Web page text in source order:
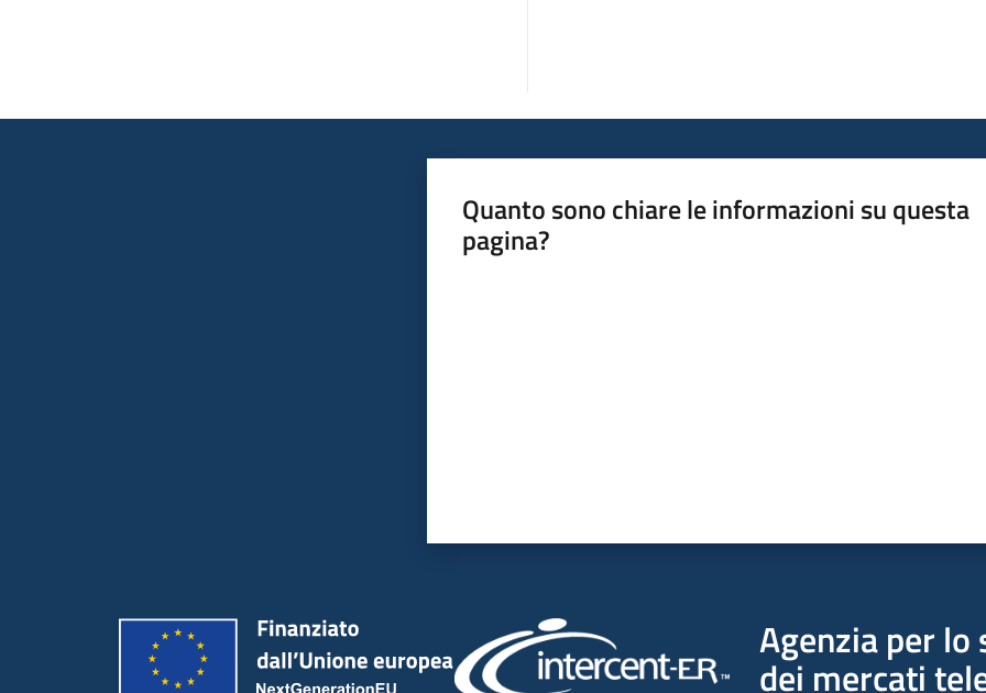
Quanto sono chiare le informazioni su questa
pagina?
Agenzia per
dei mercati